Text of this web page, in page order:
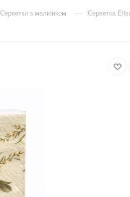
Серветки з малюнком — Серветка